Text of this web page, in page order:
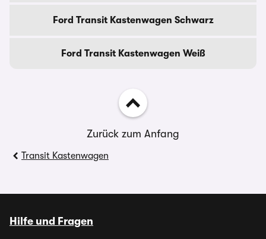
Ford Transit Kastenwagen Schwarz
Ford Transit Kastenwagen Weiß
Zurück zum Anfang
Transit Kastenwagen
Hilfe und Fragen